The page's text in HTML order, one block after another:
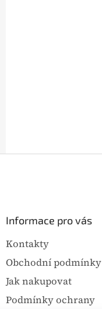
Informace pro vás
Kontakty
Obchodní podmínky
Jak nakupovat
Podmínky ochrany